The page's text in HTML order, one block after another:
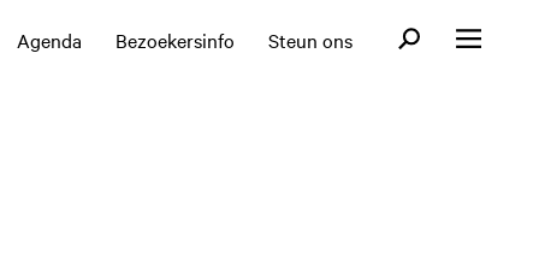
Agenda Bezoekersinfo Steun ons OpenOpen menu